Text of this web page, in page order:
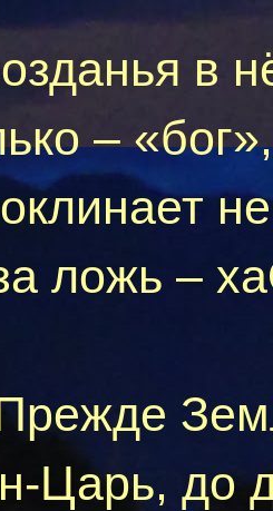
в
–
ложь –
н-Царь, до